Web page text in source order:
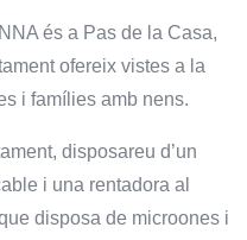
és a Pas de la Casa,
ofereix vistes a la
i famílies amb nens.
disposareu d’un
i una rentadora al
disposa de microones i